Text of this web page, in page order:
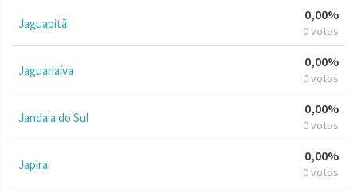
Jaguapitã
0,00%
0 votos
Jaguariaíva
0,00%
0 votos
Jandaia do Sul
0,00%
0 votos
Japira
0,00%
0 votos